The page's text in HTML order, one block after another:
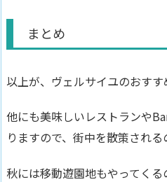
まとめ
以上が、ヴェルサイユのおすす
他にも美味しいレストランや
りますので、街中を散策される
秋には移動遊園地もやってく